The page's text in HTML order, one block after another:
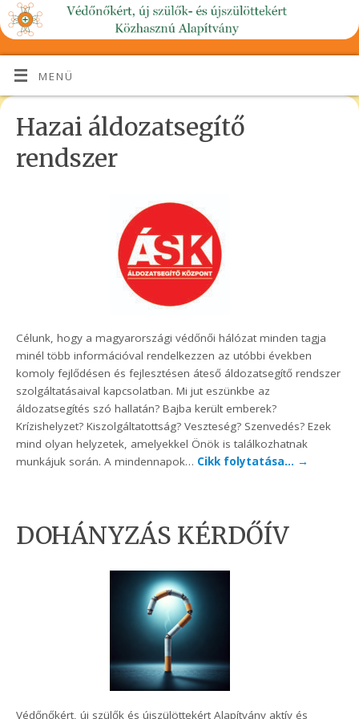
MENÜ
Hazai áldozatsegítő
rendszer
Célunk, hogy a magyarországi védőnői hálózat minden tagja
minél több információval rendelkezzen az utóbbi években
komoly fejlődésen és fejlesztésen áteső áldozatsegítő rendszer
szolgáltatásaival kapcsolatban. Mi jut eszünkbe az
áldozatsegítés szó hallatán? Bajba került emberek?
Krízishelyzet? Kiszolgáltatottság? Veszteség? Szenvedés? Ezek
mind olyan helyzetek, amelyekkel Önök is találkozhatnak
munkájuk során. A mindennapok… Cikk folytatása… →
DOHÁNYZÁS KÉRDŐÍV
Védőnőkért, új szülők és újszülöttekért Alapítvány aktív és